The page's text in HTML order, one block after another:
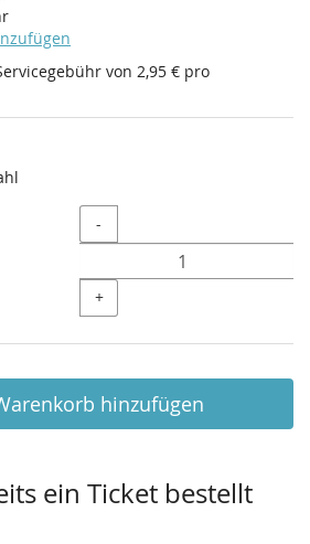
von 2,95 € pro
Menge
-
+
hinzufügen
ein Ticket bestellt